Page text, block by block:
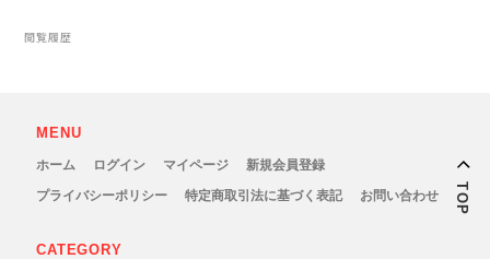
閲覧履歴
MENU
ホーム ログイン マイページ
新規会員登録
プライバシーポリシー
特定商取引法に基づく表記 お問い合わせ
CATEGORY
TOP